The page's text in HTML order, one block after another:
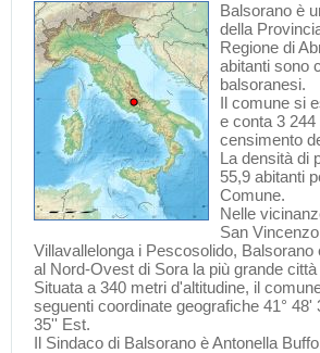
Balsorano è
della
Regione di
abitanti sono
balsoranesi.
Il comune si
e conta 3
censimento
La densità di
55,9 abitanti
Comune.
Nelle
San
Villavallelonga i Pescosolido, Balsorano
al Nord-Ovest di Sora la più grande
Situata a 340 metri d'altitudine, il
seguenti coordinate geografiche 41° 48'
35'' Est.
Il Sindaco di Balsorano è Antonella